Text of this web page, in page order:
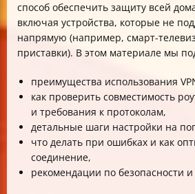
способ обеспечить защиту всей
включая устройства, которые не
напрямую (например, смарт-
приставки). В этом материале мы
преимущества использования
как проверить совместимость
и требования к протоколам,
детальные шаги настройки на
что делать при ошибках и как
соединение,
рекомендации по безопасности